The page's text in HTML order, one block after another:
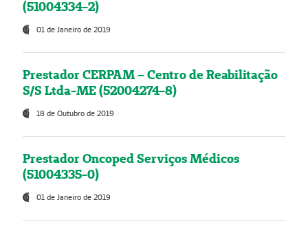
(51004334-2)
01 de Janeiro de 2019
Prestador CERPAM – Centro de Reabilitação
S/S Ltda-ME (52004274-8)
18 de Outubro de 2019
Prestador Oncoped Serviços Médicos
(51004335-0)
01 de Janeiro de 2019